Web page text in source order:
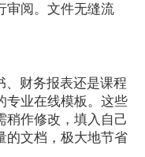
审阅。文件无缝流
、财务报表还是课程
专业在线模板。这些
稍作修改，填入自己
的文档，极大地节省